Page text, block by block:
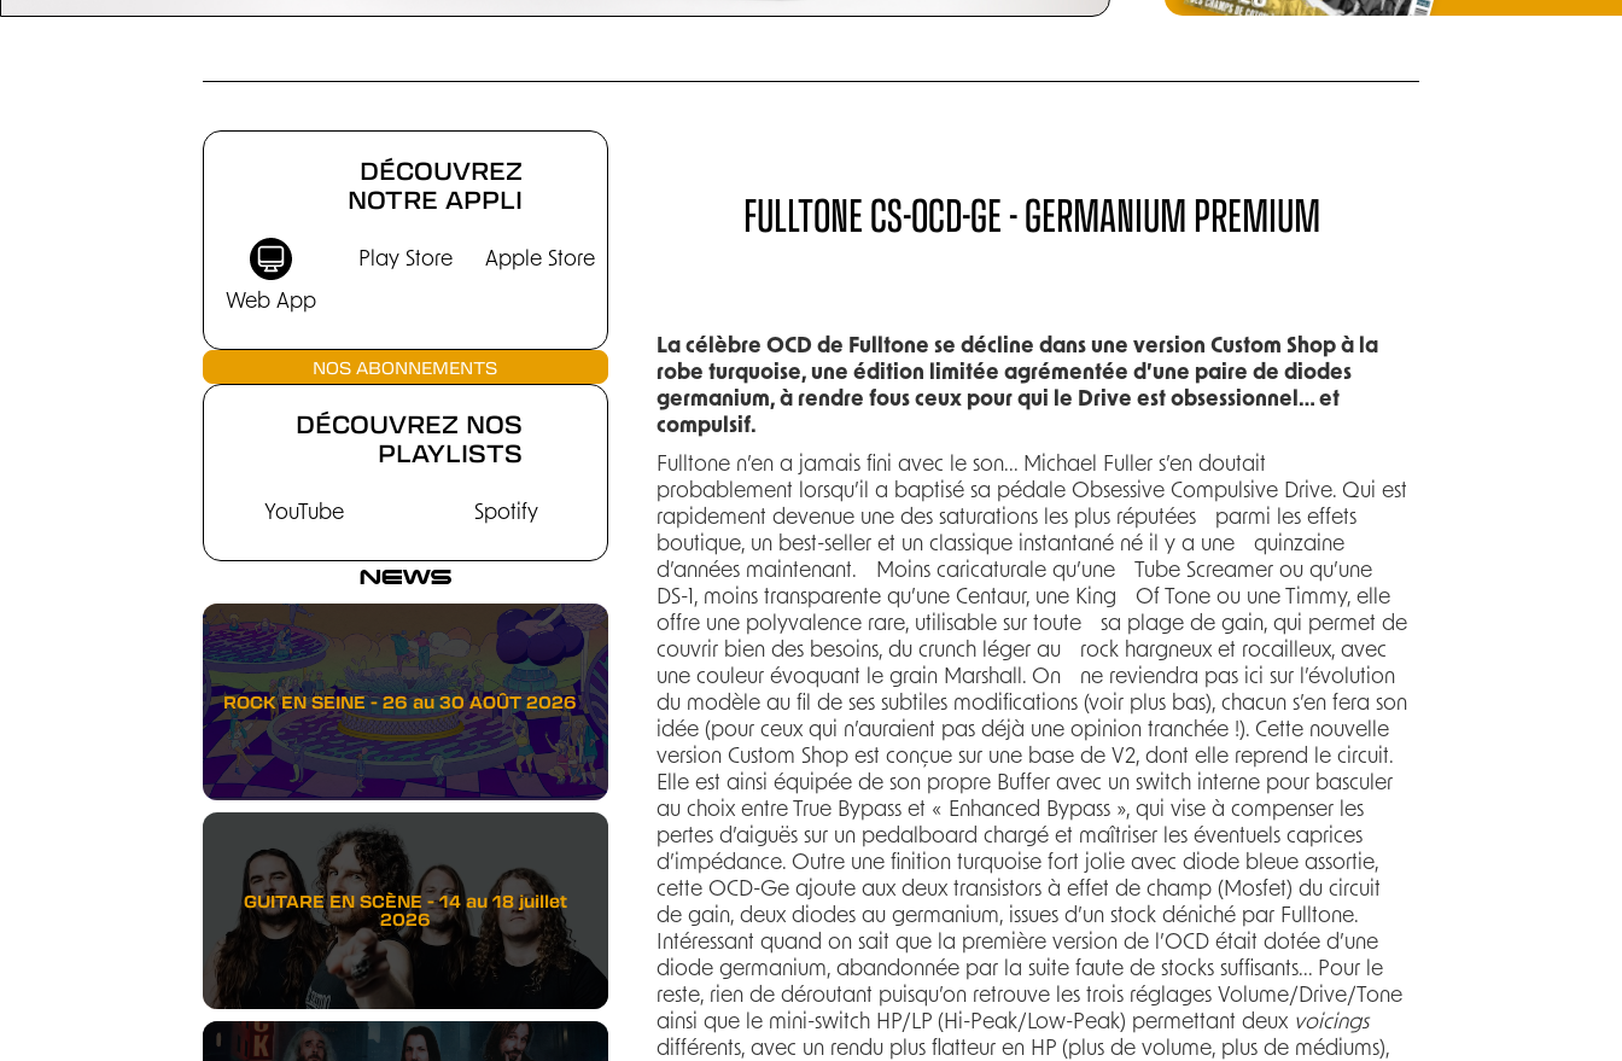
EFFETS
DÉCOUVREZ
NOTRE APPLI
Web App
Play Store Apple Store
NOS ABONNEMENTS
DÉCOUVREZ NOS
PLAYLISTS
YouTube Spotify
NEWS
ROCK EN SEINE - 26 au 30 AOÛT 2026
GUITARE EN SCÈNE - 14 au 18 juillet
2026
FULLTONE CS-OCD-GE - GERMANIUM PREMIUM
La célèbre OCD de Fulltone se décline dans une version Custom Shop à la
robe turquoise, une édition limitée agrémentée d’une paire de diodes
germanium, à rendre fous ceux pour qui le Drive est obsessionnel… et
compulsif.
Fulltone n’en a jamais fini avec le son... Michael Fuller s’en doutait
probablement lorsqu’il a baptisé sa pédale Obsessive Compulsive Drive. Qui est
rapidement devenue une des saturations les plus réputées parmi les effets
boutique, un best-seller et un classique instantané né il y a une quinzaine
d’années maintenant. Moins caricaturale qu’une Tube Screamer ou qu’une
DS-1, moins transparente qu’une Centaur, une King Of Tone ou une Timmy, elle
offre une polyvalence rare, utilisable sur toute sa plage de gain, qui permet de
couvrir bien des besoins, du crunch léger au rock hargneux et rocailleux, avec
une couleur évoquant le grain Marshall. On ne reviendra pas ici sur l’évolution
du modèle au fil de ses subtiles modifications (voir plus bas), chacun s’en fera son
idée (pour ceux qui n’auraient pas déjà une opinion tranchée !). Cette nouvelle
version Custom Shop est conçue sur une base de V2, dont elle reprend le circuit.
Elle est ainsi équipée de son propre Buffer avec un switch interne pour basculer
au choix entre True Bypass et « Enhanced Bypass », qui vise à compenser les
pertes d’aiguës sur un pedalboard chargé et maîtriser les éventuels caprices
d’impédance. Outre une finition turquoise fort jolie avec diode bleue assortie,
cette OCD-Ge ajoute aux deux transistors à effet de champ (Mosfet) du circuit
de gain, deux diodes au germanium, issues d’un stock déniché par Fulltone.
Intéressant quand on sait que la première version de l’OCD était dotée d’une
diode germanium, abandonnée par la suite faute de stocks suffisants... Pour le
reste, rien de déroutant puisqu’on retrouve les trois réglages Volume/Drive/Tone
ainsi que le mini-switch HP/LP (Hi-Peak/Low-Peak) permettant deux voicings
différents, avec un rendu plus flatteur en HP (plus de volume, plus de médiums),